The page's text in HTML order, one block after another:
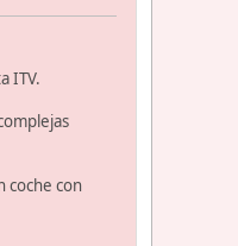
ITV.
coche con